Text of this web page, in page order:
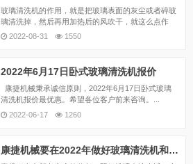
玻璃清洗机的作用，就是把玻璃表面的灰尘或者碎玻
璃清洗掉，然后再用加热后的风吹干，就这么点作
用。那么，为什么这么简单的作用，还需要玻璃清洗
2022-08-31 1550
2022年6月17日卧式玻璃清洗机报价
康捷机械秉承诚信原则，2022年6月17日卧式玻璃
清洗机报价最优惠。希望各位客户前来咨询。...
2022-06-17
1260
康捷机械要在2022年做好玻璃清洗机和丁基胶涂布机